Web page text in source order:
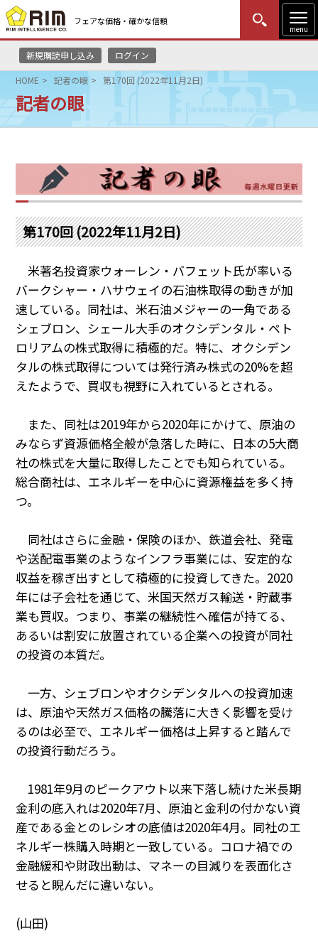
フェアな価格・確かな信頼
menu
新規購読申し込み ログイン
MENU
更新 はじめての方
HOME
リムレポート
研修・セミナー
コンサルティング
PRA原則
Q & A
会社概要
年間休刊日
サイトマップ
採用情報
English Website
瑞姆亜太能源諮問(北京)
HOME 記者の眼 第170回 (2022年11月2日)
記者の眼
第170回 (2022年11月2日)
米著名投資家ウォーレン・バフェット氏が率いる
バークシャー・ハサウェイの石油株取得の動きが加
速している。同社は、米石油メジャーの一角である
シェブロン、シェール大手のオクシデンタル・ペト
ロリアムの株式取得に積極的だ。特に、オクシデン
タルの株式取得については発行済み株式の20%を超
えたようで、買収も視野に入れているとされる。
また、同社は2019年から2020年にかけて、原油の
みならず資源価格全般が急落した時に、日本の5大商
社の株式を大量に取得したことでも知られている。
総合商社は、エネルギーを中心に資源権益を多く持
つ。
同社はさらに金融・保険のほか、鉄道会社、発電
や送配電事業のようなインフラ事業には、安定的な
収益を稼ぎ出すとして積極的に投資してきた。 2020
年には子会社を通じて、米国天然ガス輸送・貯蔵事
業も買収。つまり、事業の継続性へ確信が持てる、
あるいは割安に放置されている企業への投資が同社
の投資の本質だ。
一方、シェブロンやオクシデンタルへの投資加速
は、原油や天然ガス価格の騰落に大きく影響を受け
るのは必至で、エネルギー価格は上昇すると踏んで
の投資行動だろう。
1981年9月のピークアウト以来下落し続けた米長期
金利の底入れは2020年7月、原油と金利の付かない資
産である金とのレシオの底値は2020年4月。同社のエ
ネルギー株購入時期と一致している。コロナ禍での
金融緩和や財政出動は、マネーの目減りを表面化さ
せると睨んだに違いない。
(山田)